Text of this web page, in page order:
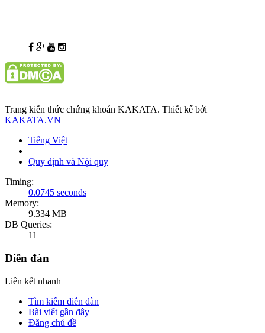
Trang kiến thức chứng khoán KAKATA. Thiết kế bởi
KAKATA.VN
Tiếng Việt
Quy định và Nội quy
Timing:
0.0745 seconds
Memory:
9.334 MB
DB Queries:
11
Diễn đàn
Liên kết nhanh
Tìm kiếm diễn đàn
Bài viết gần đây
Đăng chủ đề